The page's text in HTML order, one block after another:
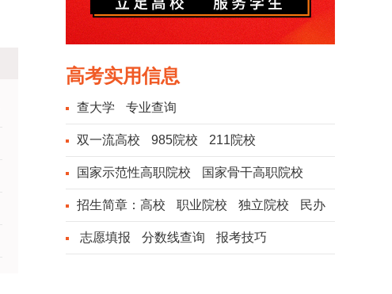
高考实用信息
查大学 专业查询
双一流高校 985院校 211院校
国家示范性高职院校 国家骨干高职院校
招生简章： 高校 职业院校 独立院校 民办
院校志愿填报 分数线查询 报考技巧